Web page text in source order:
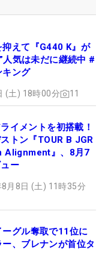
結果報告と、来年
」。常にストイッ
いなかったです
」と自分をねぎら
えて『G440 K』が
気は未だに継続中 #
キング
(土) 18時00分 11
イメントを初搭載！
トン『TOUR B JGR
Alignment』、8月7
ー
月8日 (土) 11時35分
グル奪取で11位に
、ブレナンが首位タ